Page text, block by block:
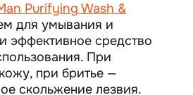
Purifying Wash &
для умывания и
эффективное средство
При
при бритье —
скольжение лезвия.